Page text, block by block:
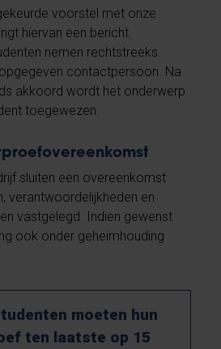
voorstel met onze
hiervan een bericht.
nemen rechtstreeks
contactpersoon. Na
akkoord wordt het onderwerp
toegewezen.
sluiten een overeenkomst
verantwoordelijkheden en
vastgelegd. Indien gewenst
ook onder geheimhouding
moeten hun
ten laatste op 15